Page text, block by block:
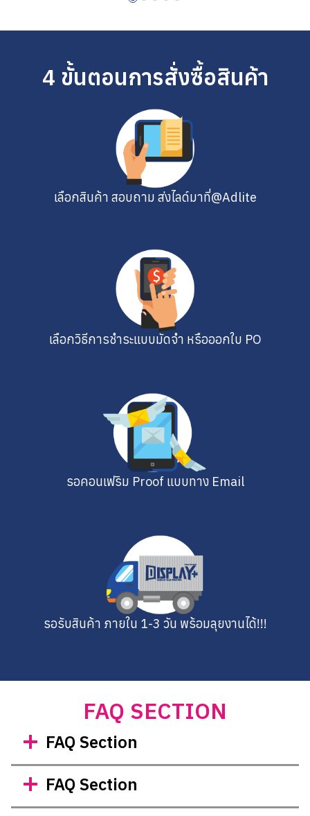
4 ขั้นตอนการสั่งซื้อสินค้า
เลือกสินค้า สอบถาม ส่งไลด์มาที่@Adlite
เลือกวิธีการชำระแบบมัดจำ หรือออกใบ PO
รอคอนเฟริม Proof แบบทาง Email
รอรับสินค้า ภายใน 1-3 วัน พร้อมลุยงานได้!!!
FAQ SECTION
FAQ Section
FAQ Section